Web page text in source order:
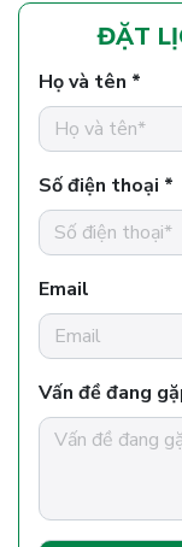
ĐẶT
Họ và tên *
Số điện thoại *
Email
Vấn đề đang